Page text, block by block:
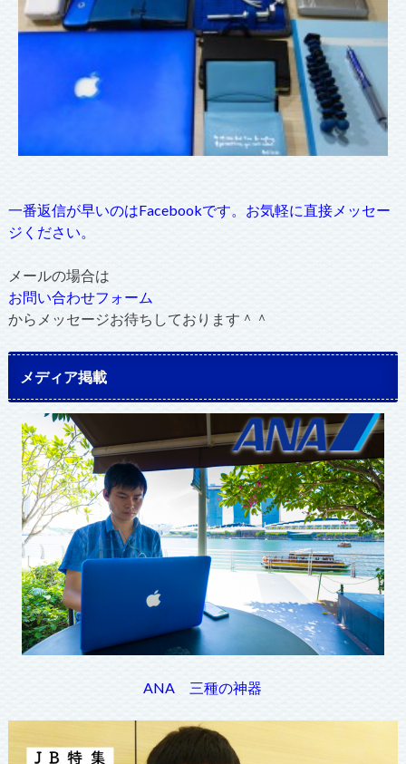
一番返信が早いのはFacebookです。お気軽に直接メッセー
ジください。
メールの場合は
お問い合わせフォーム
からメッセージお待ちしております＾＾
メディア掲載
ANA 三種の神器